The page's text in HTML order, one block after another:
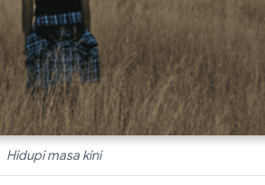
dalam Bidikanku
Berapa Sebenarnya yang Diambil
Hidupi masa kini